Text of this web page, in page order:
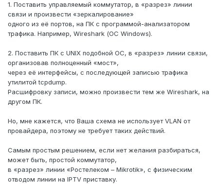
1. Поставить управляемый коммутатор, в «разрез» линии
связи и произвести «зеркалирование»
одного из её портов, на ПК с программой-анализатором
трафика. Например, Wireshark (ОС Windows).
2. Поставить ПК с UNIX подобной ОС, в «разрез» линии связи,
организовав полноценный «мост»,
через её интерфейсы, с последующей записью трафика
утилитой tcpdump.
Расшифровку записи, можно произвести тем же Wireshark, на
другом ПК.
Но, мне кажется, что Ваша схема не использует VLAN от
провайдера, поэтому не требует таких действий.
Самым простым решением, если нет желания разбираться,
может быть, простой коммутатор,
в «разрез» линии «Ростелеком – Mikrotik», с физическим
отводом линии на IPTV приставку.